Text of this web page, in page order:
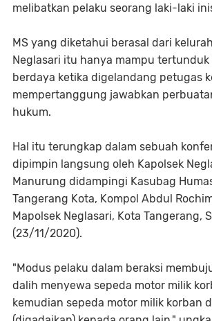
melibatkan pelaku seorang laki-laki
MS yang diketahui berasal dari
Neglasari itu hanya mampu tertunduk
berdaya ketika digelandang petugas
mempertanggung jawabkan
hukum.
Hal itu terungkap dalam sebuah
dipimpin langsung oleh Kapolsek
Manurung didampingi Kasubag
Tangerang Kota, Kompol Abdul
Mapolsek Neglasari, Kota Tangerang,
(23/11/2020).
"Modus pelaku dalam beraksi
dalih menyewa sepeda motor milik
kemudian sepeda motor milik korban